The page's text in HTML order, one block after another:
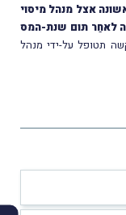
אצל מנהל מיסוי
לאחַר תום שנת-המס
תטופל על-ידי מנהל